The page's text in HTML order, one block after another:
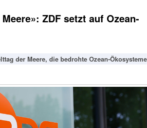
ZDF setzt auf Ozean-
der Meere, die bedrohte Ozean-Ökosysteme